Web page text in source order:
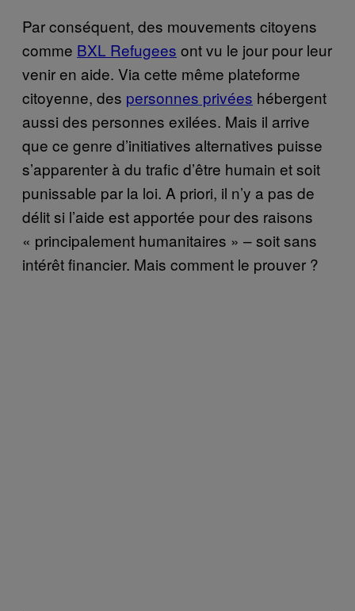
Par conséquent, des mouvements citoyens
comme BXL Refugees ont vu le jour pour leur
venir en aide. Via cette même plateforme
citoyenne, des personnes privées hébergent
aussi des personnes exilées. Mais il arrive
que ce genre d’initiatives alternatives puisse
s’apparenter à du trafic d’être humain et soit
punissable par la loi. A priori, il n’y a pas de
délit si l’aide est apportée pour des raisons
« principalement humanitaires » – soit sans
intérêt financier. Mais comment le prouver ?